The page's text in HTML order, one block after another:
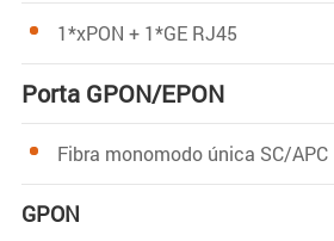
1*xPON + 1*GE RJ45
Porta GPON/EPON
Fibra monomodo única SC/APC
GPON